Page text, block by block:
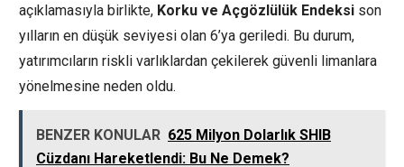
açıklamasıyla birlikte, Korku ve Açgözlülük Endeksi son
yılların en düşük seviyesi olan 6’ya geriledi. Bu durum,
yatırımcıların riskli varlıklardan çekilerek güvenli limanlara
yönelmesine neden oldu.
BENZER KONULAR 625 Milyon Dolarlık SHIB
Cüzdanı Hareketlendi: Bu Ne Demek?